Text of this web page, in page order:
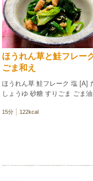
ほうれん草と鮭フレー
ごま和え
ほうれん草 鮭フレーク 塩 [A]
しょうゆ 砂糖 すりごま ごま油
15分 122kcal